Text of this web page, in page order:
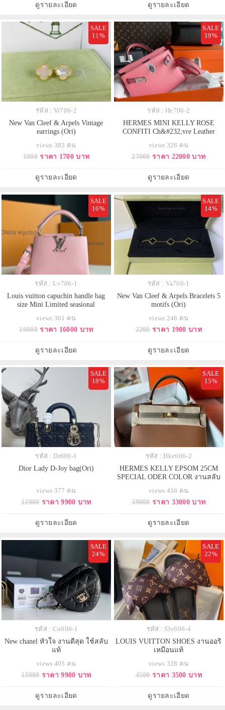
ดูรายละเอียด ดูรายละเอียด
SALE
11%
รหัส : Vr706-2
New Van Cleef & Arpels Vintage
earrings (Ori)
views 383 คน
1900 ราคา 1700 บาท
ดูรายละเอียด
SALE
19%
รหัส : He706-2
HERMES MINI KELLY ROSE
CONFITI Ch&#232;vre Leather
views 328 คน
27000 ราคา 22000 บาท
ดูรายละเอียด
SALE
16%
รหัส : Lv706-1
Louis vuitton capuchin handle bag
size Mini Limited seasional
views 361 คน
19000 ราคา 16000 บาท
ดูรายละเอียด
SALE
14%
รหัส : Va706-1
New Van Cleef & Arpels Bracelets 5
motifs (Ori)
views 248 คน
2200 ราคา 1900 บาท
ดูรายละเอียด
SALE
18%
รหัส : Dr606-1
Dior Lady D-Joy bag(Ori)
views 377 คน
12000 ราคา 9900 บาท
ดูรายละเอียด
SALE
15%
รหัส : Hke606-2
HERMES KELLY EPSOM 25CM
SPECIAL ODER COLOR งานสลับ
views 416 คน
39000 ราคา 33000 บาท
ดูรายละเอียด
SALE
24%
รหัส : Cn606-1
New chanel หัวใจ งานดีสุด ใช้สลับ
แท้
views 403 คน
13000 ราคา 9900 บาท
ดูรายละเอียด
SALE
22%
รหัส : Slv606-4
LOUIS VUITTON SHOES งานออริ
เหมือนแท้
views 328 คน
4500 ราคา 3500 บาท
ดูรายละเอียด